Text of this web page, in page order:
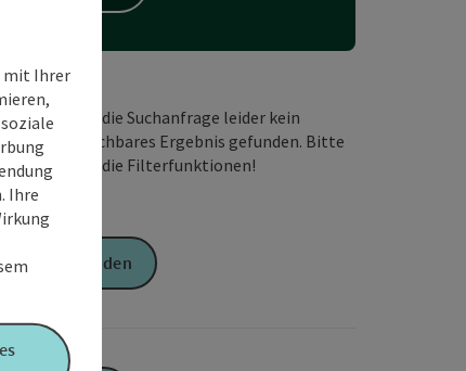
Wir haben für die Suchanfrage leider kein
buchbares Ergebnis gefunden. Bitte
verändern Sie die Filterfunktionen!
Anfrage senden
mit Ihrer
Ihre